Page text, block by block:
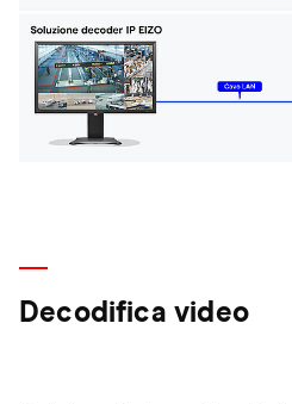
Decodifica video